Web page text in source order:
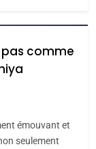
:
Thérèse
–
pas comme
émouvant et
seulement